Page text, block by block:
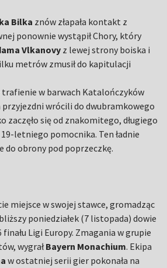
Bilka znów złapała kontakt z
ponownie wystąpił Chory, który
Vlkanovy z lewej strony boiska i
metrów zmusił do kapitulacji
w barwach Katalończyków
przyjezdni wrócili do dwubramkowego
zaczęło się od znakomitego, długiego
letniego pomocnika. Ten ładnie
do obrony pod poprzeczkę.
miejsce w swojej stawce, gromadząc
poniedziałek (7 listopada) dowie
Ligi Europy. Zmagania w grupie
wygrałBayern Monachium. Ekipa
w ostatniej serii gier pokonała na